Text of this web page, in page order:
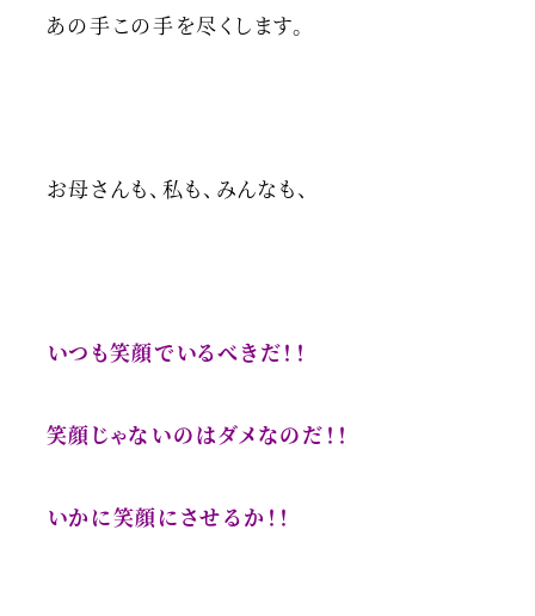
あの手この手を尽くします。
お母さんも、私も、みんなも、
いつも笑顔でいるべきだ！！
笑顔じゃないのはダメなのだ！！
いかに笑顔にさせるか！！